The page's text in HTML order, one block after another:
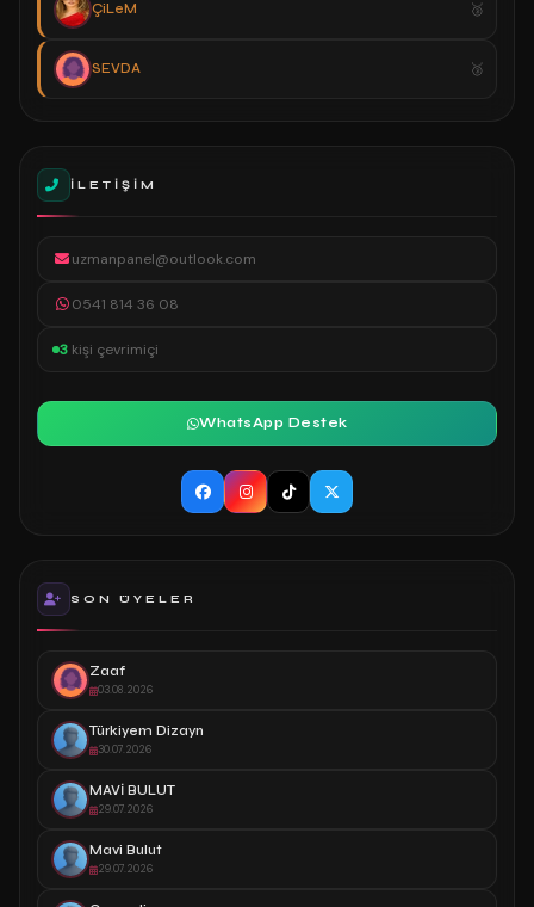
ÇiLeM
SEVDA
İLETIŞIM
uzmanpanel@outlook.com
0541 814 36 08
3 kişi çevrimiçi
WhatsApp Destek
SON ÜYELER
Zaaf
03.08.2026
Türkiyem Dizayn
30.07.2026
MAVİ BULUT
29.07.2026
Mavi Bulut
29.07.2026